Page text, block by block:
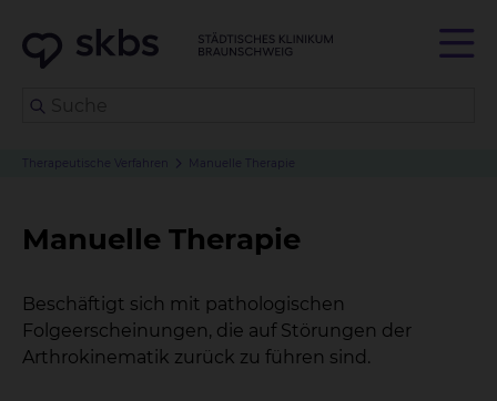
Therapeutische Verfahren Manuelle Therapie
Manuelle Therapie
Beschäftigt sich mit pathologischen
Folgeerscheinungen, die auf Störungen der
Arthrokinematik zurück zu führen sind.